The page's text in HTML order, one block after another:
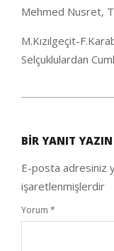
Mehmed Nusret,
M.Kızılgeçit-
Selçuklulardan
25
BIR YANIT YAZIN
E-posta adresiniz
işaretlenmişlerdir
Yorum *